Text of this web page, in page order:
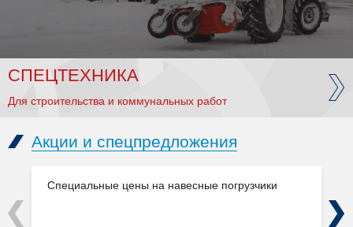
СПЕЦТЕХНИКА
Для строительства и коммунальных работ
Акции и спецпредложения
Специальные цены на навесные погрузчики
Previous Next